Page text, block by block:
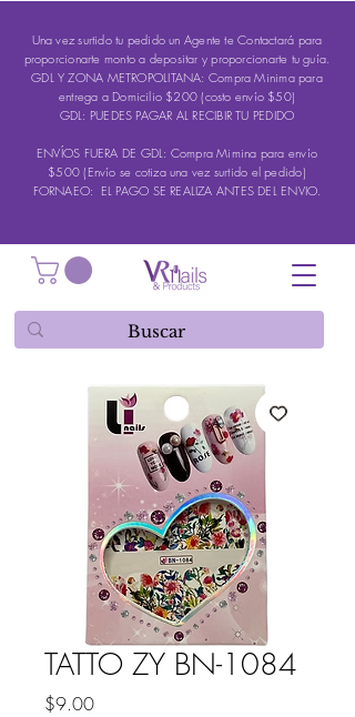
Una vez surtido tu pedido un Agente te Contactará para
proporcionarte monto a depositar y proporcionarte tu guía.
GDL Y ZONA METROPOLITANA: Compra Minima para
entrega a Domicilio $200 (costo envío $50)
GDL: PUEDES PAGAR AL RECIBIR TU PEDIDO
ENVÍOS FUERA DE GDL: Compra Mimina para envío
$500 (Envío se cotiza una vez surtido el pedido)
FORNAEO: EL PAGO SE REALIZA ANTES DEL ENVIO.
TATTO ZY BN-1084
$9.00Precio